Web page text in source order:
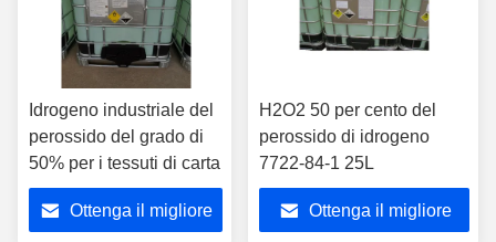
Idrogeno industriale del
perossido del grado di
50% per i tessuti di carta
Ottenga il migliore
H2O2 50 per cento del
perossido di idrogeno
7722-84-1 25L
Ottenga il migliore